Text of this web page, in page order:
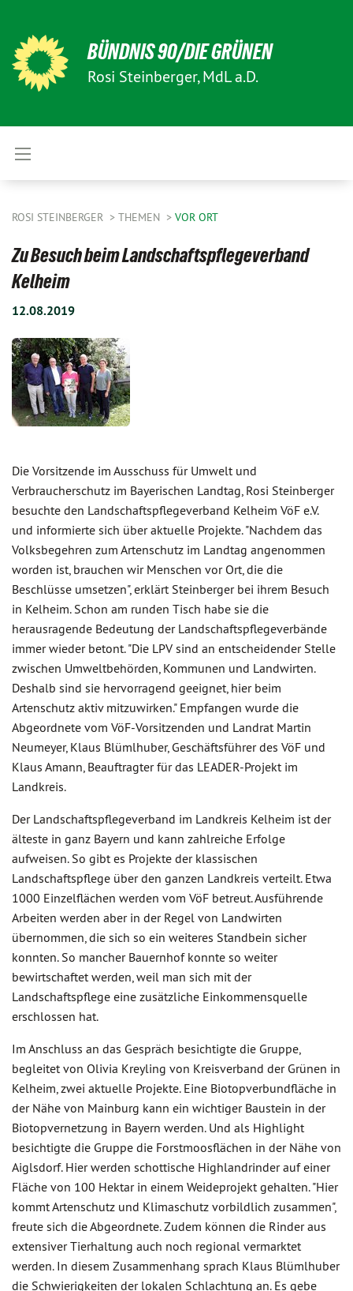
BÜNDNIS 90/DIE GRÜNEN
Rosi Steinberger, MdL a.D.
ROSI STEINBERGER THEMEN VOR ORT
Zu Besuch beim Landschaftspflegeverband
Kelheim
12.08.2019
Die Vorsitzende im Ausschuss für Umwelt und
Verbraucherschutz im Bayerischen Landtag, Rosi Steinberger
besuchte den Landschaftspflegeverband Kelheim VöF e.V.
und informierte sich über aktuelle Projekte. "Nachdem das
Volksbegehren zum Artenschutz im Landtag angenommen
worden ist, brauchen wir Menschen vor Ort, die die
Beschlüsse umsetzen", erklärt Steinberger bei ihrem Besuch
in Kelheim. Schon am runden Tisch habe sie die
herausragende Bedeutung der Landschaftspflegeverbände
immer wieder betont. "Die LPV sind an entscheidender Stelle
zwischen Umweltbehörden, Kommunen und Landwirten.
Deshalb sind sie hervorragend geeignet, hier beim
Artenschutz aktiv mitzuwirken." Empfangen wurde die
Abgeordnete vom VöF-Vorsitzenden und Landrat Martin
Neumeyer, Klaus Blümlhuber, Geschäftsführer des VöF und
Klaus Amann, Beauftragter für das LEADER-Projekt im
Landkreis.
Der Landschaftspflegeverband im Landkreis Kelheim ist der
älteste in ganz Bayern und kann zahlreiche Erfolge
aufweisen. So gibt es Projekte der klassischen
Landschaftspflege über den ganzen Landkreis verteilt. Etwa
1000 Einzelflächen werden vom VöF betreut. Ausführende
Arbeiten werden aber in der Regel von Landwirten
übernommen, die sich so ein weiteres Standbein sicher
konnten. So mancher Bauernhof konnte so weiter
bewirtschaftet werden, weil man sich mit der
Landschaftspflege eine zusätzliche Einkommensquelle
erschlossen hat.
Im Anschluss an das Gespräch besichtigte die Gruppe,
begleitet von Olivia Kreyling von Kreisverband der Grünen in
Kelheim, zwei aktuelle Projekte. Eine Biotopverbundfläche in
der Nähe von Mainburg kann ein wichtiger Baustein in der
Biotopvernetzung in Bayern werden. Und als Highlight
besichtigte die Gruppe die Forstmoosflächen in der Nähe von
Aiglsdorf. Hier werden schottische Highlandrinder auf einer
Fläche von 100 Hektar in einem Weideprojekt gehalten. "Hier
kommt Artenschutz und Klimaschutz vorbildlich zusammen",
freute sich die Abgeordnete. Zudem können die Rinder aus
extensiver Tierhaltung auch noch regional vermarktet
werden. In diesem Zusammenhang sprach Klaus Blümlhuber
die Schwierigkeiten der lokalen Schlachtung an. Es gebe